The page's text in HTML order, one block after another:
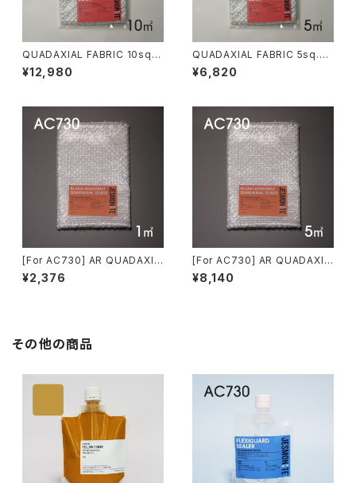
QUADAXIAL FABRIC 10sq.
m （四軸ガラス繊維 10平方m ）
For AC100/200
¥12,980
QUADAXIAL FABRIC 5sq.m.
（四軸ガラス繊維 5平方m ）For
AC100/200
¥6,820
[For AC730] AR QUADAXIA
L FABRIC 1sq.m （AC730用
AR四軸ガラス繊維 1平方m）
¥2,376
[For AC730] AR QUADAXIA
L FABRIC 5sq.m （AC730用
AR四軸ガラス繊維 5平方m）
¥8,140
その他の商品